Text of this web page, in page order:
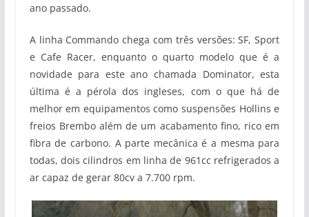
ano passado.
A linha Commando chega com três versões: SF, Sport
e Cafe Racer, enquanto o quarto modelo que é a
novidade para este ano chamada Dominator, esta
última é a pérola dos ingleses, com o que há de
melhor em equipamentos como suspensões Hollins e
freios Brembo além de um acabamento fino, rico em
fibra de carbono. A parte mecânica é a mesma para
todas, dois cilindros em linha de 961cc refrigerados a
ar capaz de gerar 80cv a 7.700 rpm.